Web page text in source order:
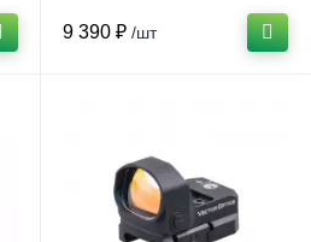
9 390 ₽ /шт